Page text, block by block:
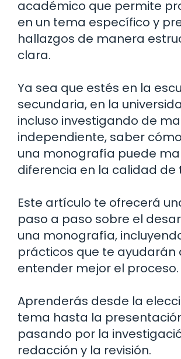
académico que permite
en un tema específico y
hallazgos de manera
clara.
Ya sea que estés en la
secundaria, en la
incluso investigando de
independiente, saber
una monografía puede
diferencia en la calidad de
Este artículo te ofrecerá
paso a paso sobre el
una monografía,
prácticos que te ayudarán
entender mejor el proceso.
Aprenderás desde la
tema hasta la
pasando por la
redacción y la revisión.